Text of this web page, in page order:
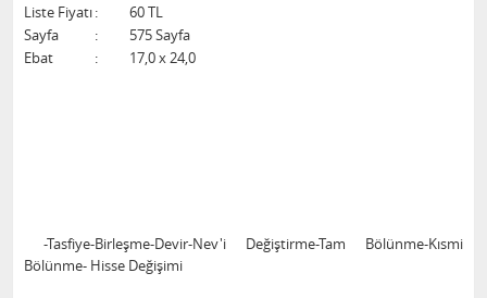
Liste Fiyatı:
60 TL
Sayfa
:
575 Sayfa
Ebat
: 17,0 x 24,0
-Tasfiye-Birleşme-Devir-Nev'i Değiştirme-Tam Bölünme-Kısmi
Bölünme- Hisse Değişimi